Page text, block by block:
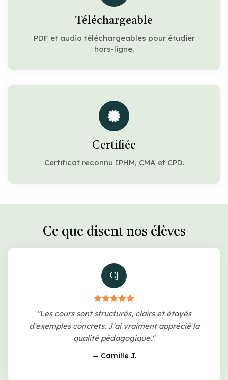
Téléchargeable
PDF et audio téléchargeables pour étudier
hors-ligne.
Certifiée
Certificat reconnu IPHM, CMA et CPD.
Ce que disent nos élèves
CJ
"Les cours sont structurés, clairs et étayés
d'exemples concrets. J'ai vraiment apprécié la
qualité pédagogique."
— Camille J.